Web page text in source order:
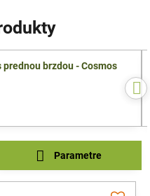
prednou brzdou - Cosmos
Parametre